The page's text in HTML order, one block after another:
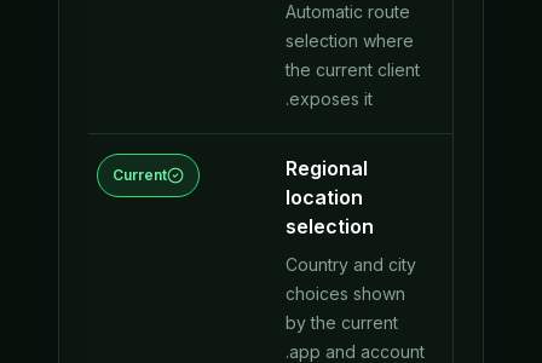
Automatic route
selection where
the current client
exposes it.
Regional
location
selection
Country and city
choices shown
by the current
app and account.
Current